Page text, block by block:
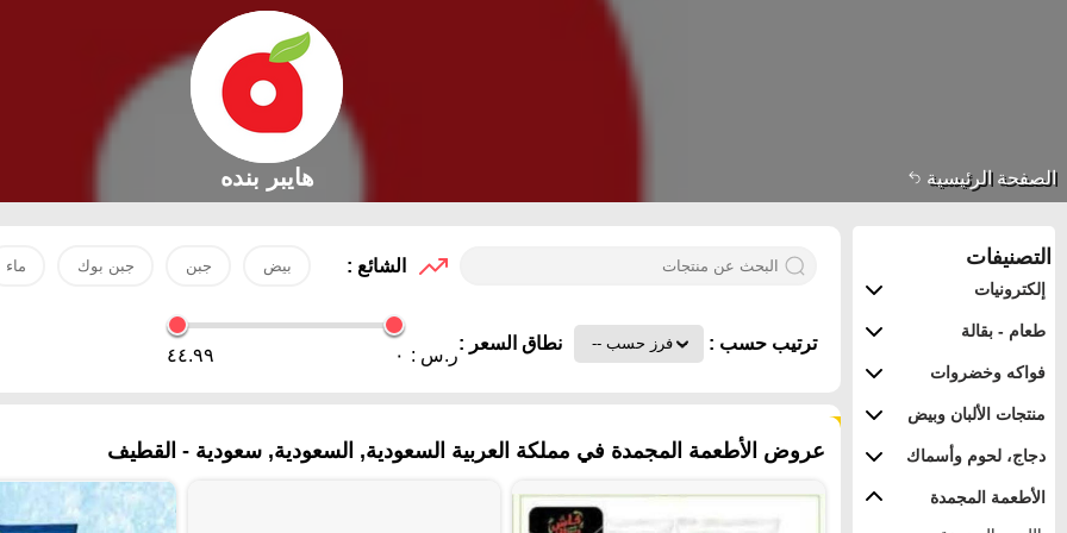
الصفحة الرئيسية هايبر بنده
التصنيفات
إلكترونيات
طعام - بقالة
فواكه وخضروات
منتجات الألبان وبيض
دجاج، لحوم وأسماك
الأطعمة المجمدة
الشائع : بيض جبن جبن بوك ماء
ترتيب حسب : نطاق السعر :
ر.س : ٠ ٤٤.٩٩
عروض الأطعمة المجمدة في مملكة العربية السعودية, السعودية, سعودية - القطيف‎